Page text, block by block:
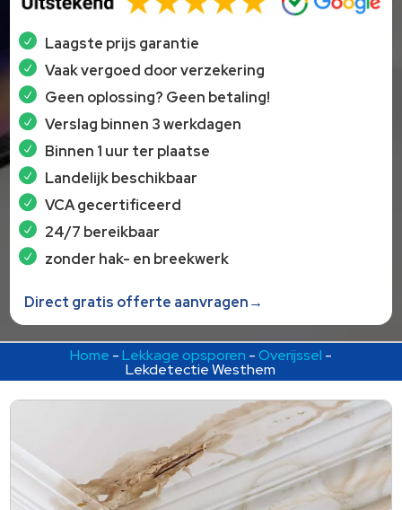
Laagste prijs garantie
Vaak vergoed door verzekering
Geen oplossing? Geen betaling!
Verslag binnen 3 werkdagen
Binnen 1 uur ter plaatse
Landelijk beschikbaar
VCA gecertificeerd
24/7 bereikbaar
zonder hak- en breekwerk
Direct gratis offerte aanvragen→
Home -Lekkage opsporen -Overijssel -
Lekdetectie Westhem